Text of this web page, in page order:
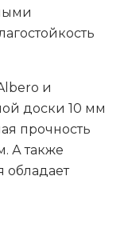
и
доски 10 мм
прочность
А также
обладает